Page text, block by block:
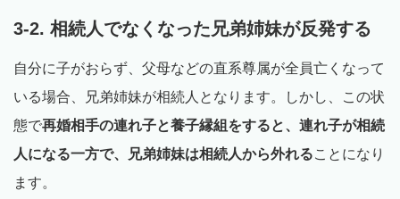
3-2. 相続人でなくなった兄弟姉妹が反発する
自分に子がおらず、父母などの直系尊属が全員亡くなって
いる場合、兄弟姉妹が相続人となります。しかし、この状
態で再婚相手の連れ子と養子縁組をすると、連れ子が相続
人になる一方で、兄弟姉妹は相続人から外れることになり
ます。